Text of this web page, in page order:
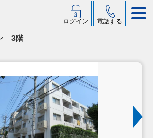
ログイン 電話する
3階